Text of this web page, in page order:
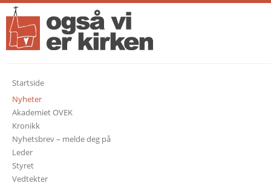
Startside
Nyheter
Akademiet OVEK
Kronikk
Nyhetsbrev – melde deg på
Leder
Styret
Vedtekter